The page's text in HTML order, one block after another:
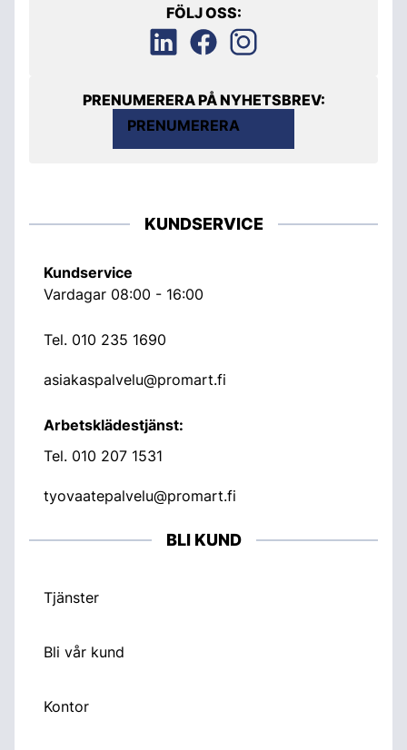
FÖLJ OSS:
PRENUMERERA PÅ NYHETSBREV:
PRENUMERERA
KUNDSERVICE
Kundservice
Vardagar 08:00 - 16:00
Tel. 010 235 1690
asiakaspalvelu@promart.fi
Arbetsklädestjänst:
Tel. 010 207 1531
tyovaatepalvelu@promart.fi
BLI KUND
Tjänster
Bli vår kund
Kontor